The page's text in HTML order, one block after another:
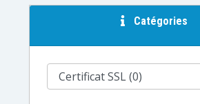
Catégories